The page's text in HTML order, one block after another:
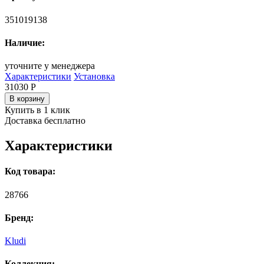
351019138
Наличие:
уточните у менеджера
Характеристики Установка
31030 Р
В корзину
Купить в 1 клик
Доставка бесплатно
Характеристики
Код товара:
28766
Бренд:
Kludi